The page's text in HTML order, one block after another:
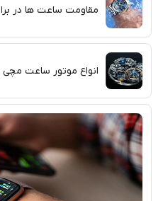
مقاومت ساعت ها در برابر آب
انواع موتور ساعت مچی